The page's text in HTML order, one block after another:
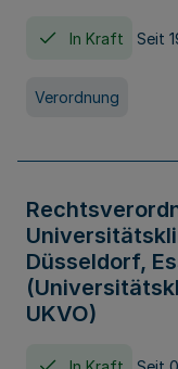
In Kraft Seit
Verordnung
Düsseldorf,
UKVO)